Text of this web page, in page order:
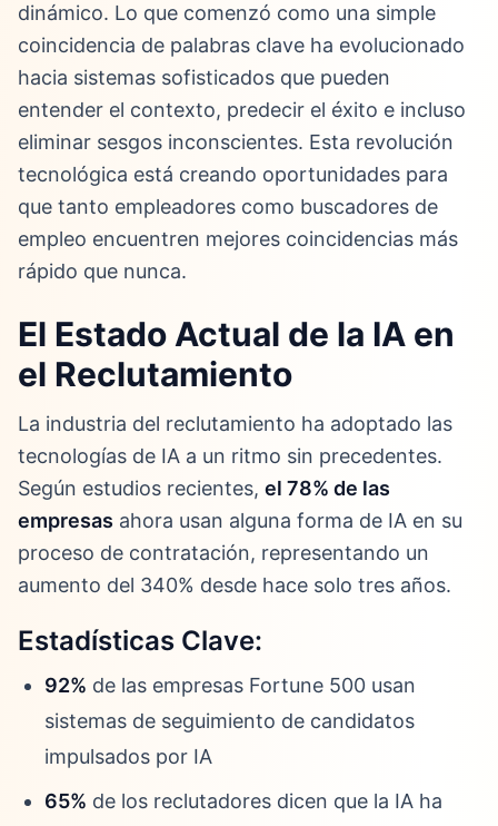
dinámico. Lo que comenzó como una simple
coincidencia de palabras clave ha evolucionado
hacia sistemas sofisticados que pueden
entender el contexto, predecir el éxito e incluso
eliminar sesgos inconscientes. Esta revolución
tecnológica está creando oportunidades para
que tanto empleadores como buscadores de
empleo encuentren mejores coincidencias más
rápido que nunca.
El Estado Actual de la IA en
el Reclutamiento
La industria del reclutamiento ha adoptado las
tecnologías de IA a un ritmo sin precedentes.
Según estudios recientes, el 78% de las
empresas ahora usan alguna forma de IA en su
proceso de contratación, representando un
aumento del 340% desde hace solo tres años.
Estadísticas Clave:
92% de las empresas Fortune 500 usan
sistemas de seguimiento de candidatos
impulsados por IA
65% de los reclutadores dicen que la IA ha